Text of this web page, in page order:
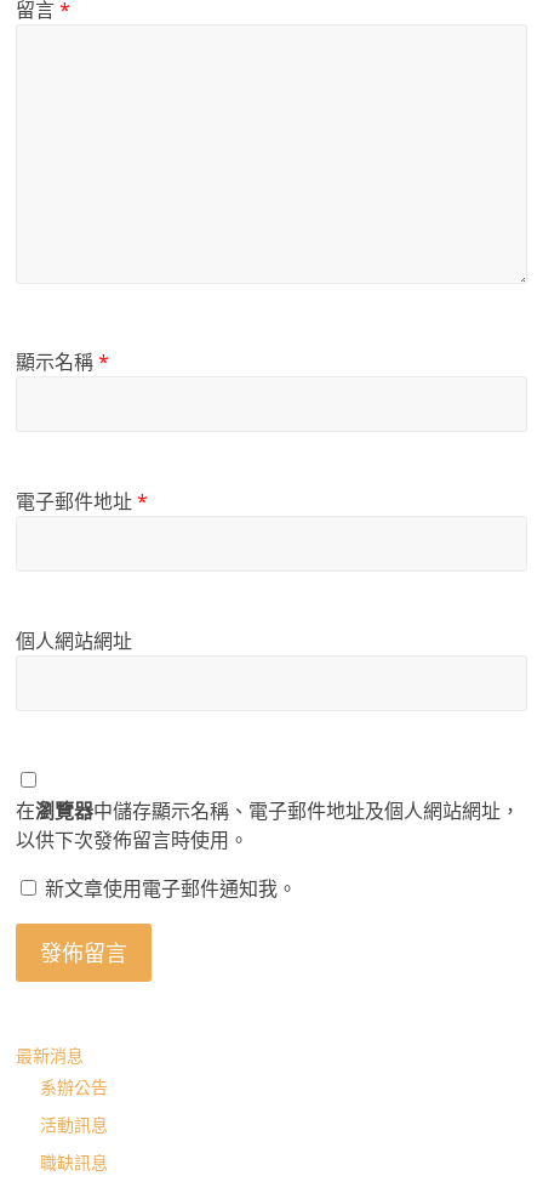
留言*
顯示名稱*
電子郵件地址*
個人網站網址
在瀏覽器中儲存顯示名稱、電子郵件地址及個人網站網址，
以供下次發佈留言時使用。
新文章使用電子郵件通知我。
最新消息
系辦公告
活動訊息
職缺訊息